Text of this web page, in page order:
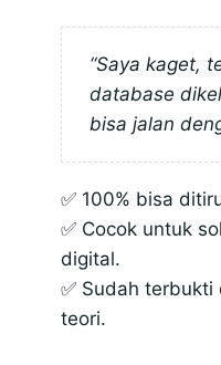
“Saya kaget,
database
bisa jalan
✅ 100% bisa
✅ Cocok untuk
digital.
✅ Sudah
teori.